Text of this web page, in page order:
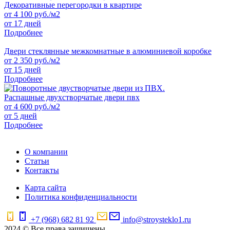
Декоративные перегородки в квартире
от 4 100 руб./м2
от 17 дней
Подробнее
Двери стеклянные межкомнатные в алюминиевой коробке
от 2 350 руб./м2
от 15 дней
Подробнее
Распашные двухстворчатые двери пвх
от 4 600 руб./м2
от 5 дней
Подробнее
О компании
Статьи
Контакты
Карта сайта
Политика конфиденциальности
+7 (968) 682 81 92
info@stroysteklo1.ru